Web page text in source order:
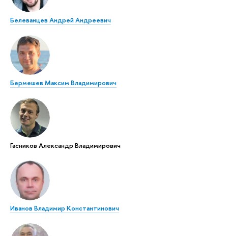
Белеванцев Андрей Андреевич
Бермешев Максим Владимирович
Гасников Александр Владимирович
Иванов Владимир Константинович